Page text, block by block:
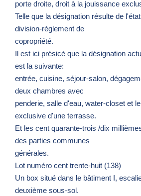
porte droite, droit à la jouissance
Telle que la désignation résulte de
division-règlement de
copropriété.
Il est ici présicé que la désignation
est la suivante:
entrée, cuisine, séjour-salon,
deux chambres avec
penderie, salle d'eau, water-closet et
exclusive d'une terrasse.
Et les cent quarante-trois /dix
des parties communes
générales.
Lot numéro cent trente-huit (138)
Un box situé dans le bâtiment I,
deuxième sous-sol.